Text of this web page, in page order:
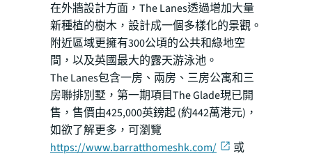
在外牆設計方面，The Lanes透過增加大量
新種植的樹木，設計成一個多樣化的景觀。
附近區域更擁有300公頃的公共和綠地空
間，以及英國最大的露天游泳池。
The Lanes包含一房、兩房、三房公寓和三
房聯排別墅，第一期項目The Glade現已開
售，售價由425,000英鎊起 (約442萬港元)，
如欲了解更多，可瀏覽
https://www.barratthomeshk.com/
或